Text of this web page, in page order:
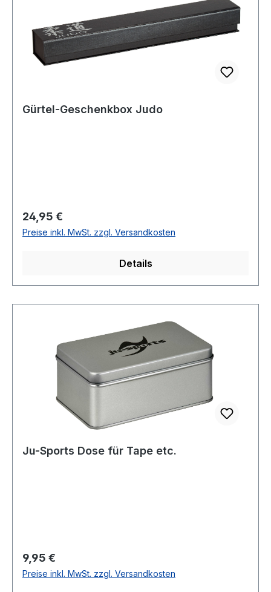
Gürtel-Geschenkbox Judo
Regulärer Preis:
24,95 €
Preise inkl. MwSt. zzgl. Versandkosten
Details
Ju-Sports Dose für Tape etc.
Regulärer Preis:
9,95 €
Preise inkl. MwSt. zzgl. Versandkosten